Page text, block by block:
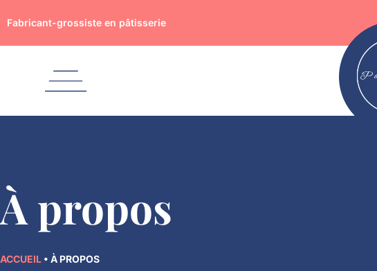
au
contenu
Fabricant-grossiste en pâtisserie
À propos
ACCUEIL • À PROPOS